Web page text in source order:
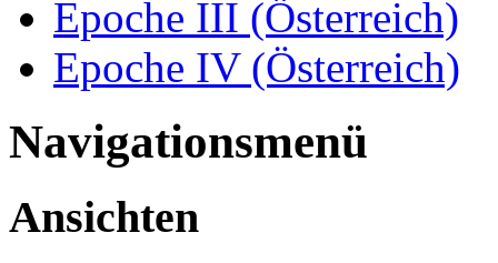
Epoche III (Österreich)
Epoche IV (Österreich)
Navigationsmenü
Ansichten